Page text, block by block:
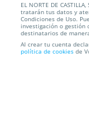
Disfruta de un
leña, pata...
Delicatessen a la
Valladolid.
EL NORTE DE
tratarán tus datos y
Condiciones de Uso.
investigación o gestión
destinatarios de
Al crear tu cuenta
política de cookies de